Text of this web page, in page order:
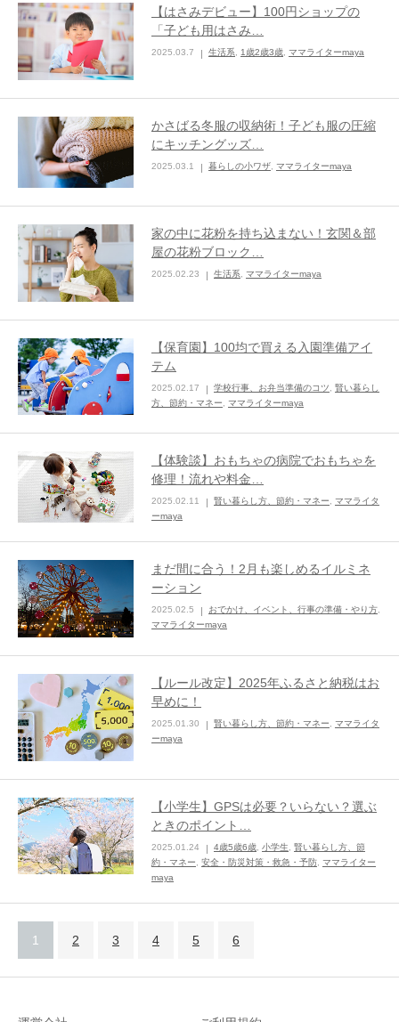
【はさみデビュー】100円ショップの
「子ども用はさみ…
2025.03.7 生活系, 1歳2歳3歳, ママライターmaya
かさばる冬服の収納術！子ども服の圧縮
にキッチングッズ…
2025.03.1 暮らしの小ワザ ママライターmaya
家の中に花粉を持ち込まない！玄関＆部
屋の花粉ブロック…
2025.02.23 生活系 ママライターmaya
【保育園】100均で買える入園準備アイ
テム
2025.02.17 学校行事、お弁当準備のコツ
賢い暮らし
方、節約・マネー
ママライターmaya
【体験談】おもちゃの病院でおもちゃを
修理！流れや料金…
2025.02.11 賢い暮らし方、節約・マネー, ママライタ
ーmaya
まだ間に合う！2月も楽しめるイルミネ
ーション
2025.02.5 おでかけ、イベント、行事の準備・やり方,
ママライターmaya
【ルール改定】2025年ふるさと納税はお
早めに！
2025.01.30 賢い暮らし方、節約・マネー
ママライタ
ーmaya
【小学生】GPSは必要？いらない？選ぶ
ときのポイント…
2025.01.24 4歳5歳6歳 小学生
賢い暮らし方、節
約・マネー
安全・防災対策・救急・予防 ママライター
maya
1 2 3 4 5 6